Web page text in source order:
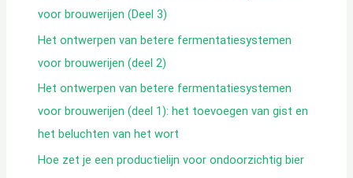
voor brouwerijen (Deel 3)
Het ontwerpen van betere fermentatiesystemen
voor brouwerijen (deel 2)
Het ontwerpen van betere fermentatiesystemen
voor brouwerijen (deel 1): het toevoegen van gist en
het beluchten van het wort
Hoe zet je een productielijn voor ondoorzichtig bier